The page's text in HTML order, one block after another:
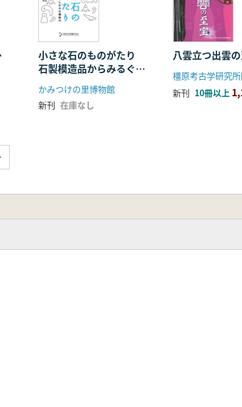
小さな石のものがたり
石製模造品からみるぐん
まの古墳時代
かみつけの里博物館
新刊 在庫なし
八雲立つ出雲
新刊 10冊以上